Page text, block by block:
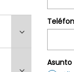
y
secciones
para
desplegar/
secciones
para